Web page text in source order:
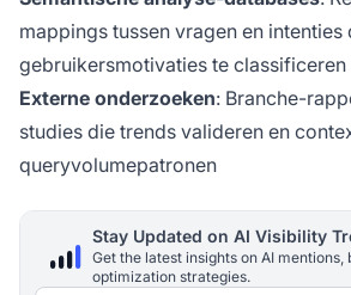
mappings tussen vragen en intenties
gebruikersmotivaties te
Externe onderzoeken: Branche-
studies die trends valideren en
queryvolumepatronen
Stay Updated on AI Visibility
Get the latest insights on AI
optimization strategies.